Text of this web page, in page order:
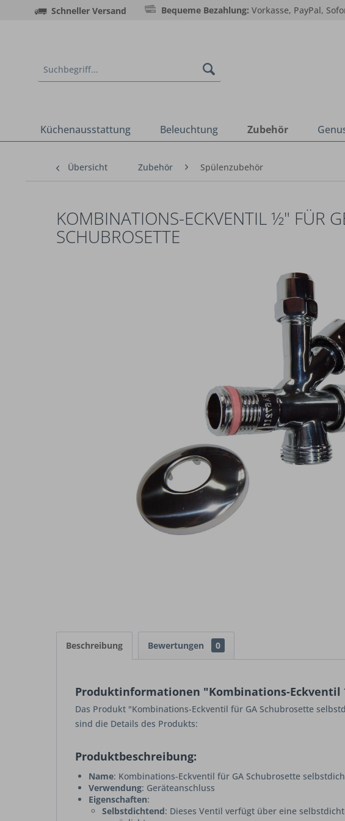
Schneller Versand Bequeme Bezahlung: Vorkasse, PayPal,
Küchenausstattung Beleuchtung Zubehör
Übersicht Zubehör Spülenzubehör
KOMBINATIONS-ECKVENTIL ½" FÜR
CHUBROSETTE
Beschreibung Bewertungen 0
Produktinformationen "Kombinations-
Das Produkt "Kombinations-Eckventil für GA Schubrosette
sind die Details des Produkts:
Produktbeschreibung:
Name: Kombinations-Eckventil für GA Schubrosette
Verwendung: Geräteanschluss
Eigenschaften:
Selbstdichtend: Dieses Ventil verfügt über eine